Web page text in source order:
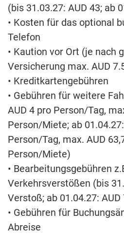
(bis 31.03.27: AUD 43; ab
• Kosten für das optional
Telefon
• Kaution vor Ort (je nach
Versicherung max. AUD
• Kreditkartengebühren
• Gebühren für weitere
AUD 4 pro Person/Tag,
Person/Miete; ab
Person/Tag, max. AUD
Person/Miete)
• Bearbeitungsgebühren
Verkehrsverstößen (bis
Verstoß; ab 01.04.27:
• Gebühren für
Abreise